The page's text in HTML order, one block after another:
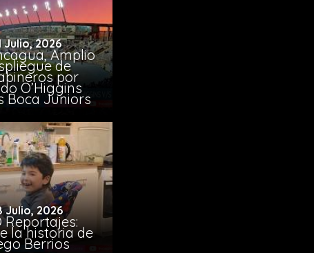
Julio, 2026
Amplio
de
por
O’Higgins
Boca Juniors
Julio, 2026
Reportajes:
la historia de
Berrios